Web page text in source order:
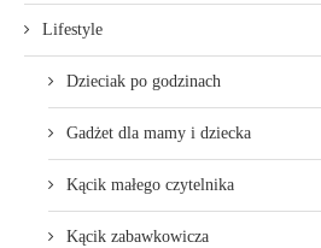
Lifestyle
Dzieciak po godzinach
Gadżet dla mamy i dziecka
Kącik małego czytelnika
Kącik zabawkowicza